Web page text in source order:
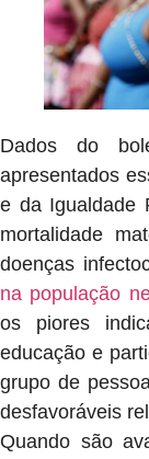
Dados do
apresentados
e da Igualdade
mortalidade
doenças
na população
os piores
educação e
grupo de
desfavoráveis
Quando são